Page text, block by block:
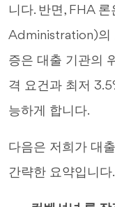
니다. 반면, FHA
Administration)의
증은 대출 기관의
격 요건과 최저
능하게 합니다.
다음은 저희가 대
간략한 요약입니다.